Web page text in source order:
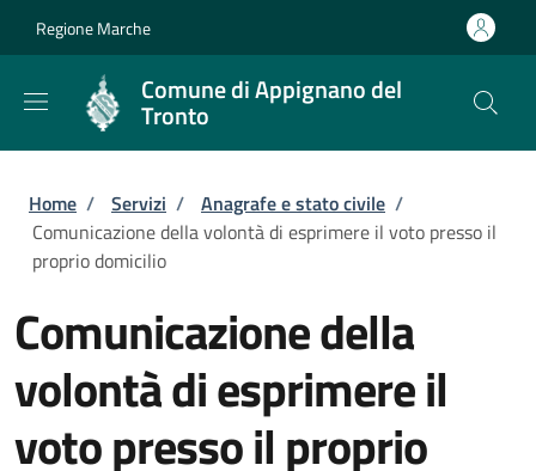
Regione Marche
Comune di Appignano del
Tronto
Briciole di pane
Home / Servizi / Anagrafe e stato civile /
Comunicazione della volontà di esprimere il voto presso il
proprio domicilio
Comunicazione della
volontà di esprimere il
voto presso il proprio